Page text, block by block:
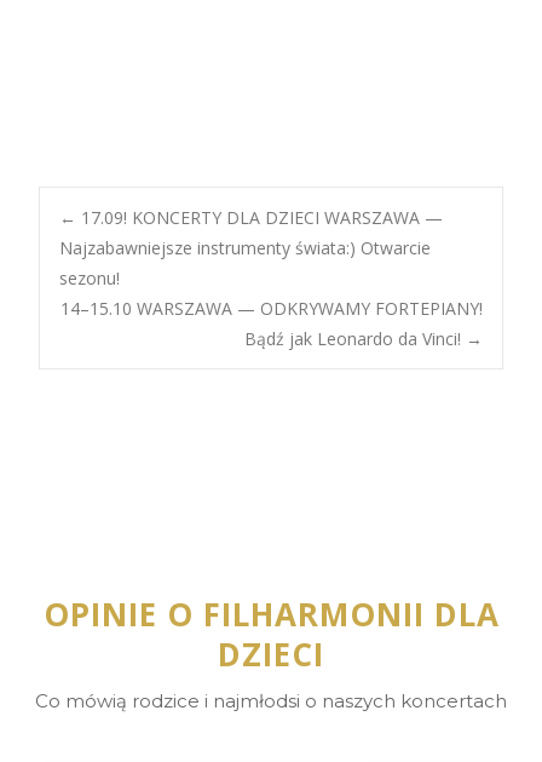
Post
navigation
← 17.09! KONCERTY DLA DZIECI WARSZAWA —
Najzabawniejsze instrumenty świata:) Otwarcie
sezonu!
14–15.10 WARSZAWA — ODKRYWAMY FORTEPIANY!
Bądź jak Leonardo da Vinci! →
OPINIE O FILHARMONII DLA
DZIECI
Co mówią rodzice i najmłodsi o naszych koncertach